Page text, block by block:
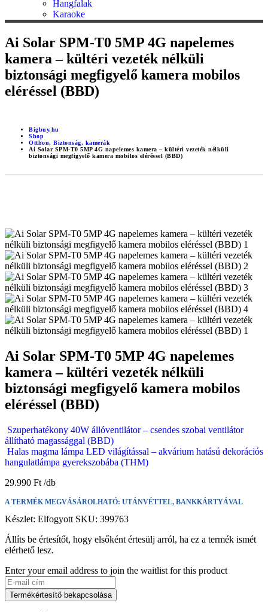
Hangfalak
Karaoke
Ai Solar SPM-T0 5MP 4G napelemes
kamera – kültéri vezeték nélküli
biztonsági megfigyelő kamera mobilos
eléréssel (BBD)
Bigbuy.hu
Shop
Otthon, Biztonság, kamerák
Ai Solar SPM-T0 5MP 4G napelemes kamera – kültéri vezeték nélküli
biztonsági megfigyelő kamera mobilos eléréssel (BBD)
Ai Solar SPM-T0 5MP 4G napelemes
kamera – kültéri vezeték nélküli
biztonsági megfigyelő kamera mobilos
eléréssel (BBD)
Szuperhatékony 40W állóventilátor – csendes szobai ventilátor
állítható magassággal (BBD)
Halas magma lámpa LED világítással – akvárium hatású dekorációs
hangulatlámpa gyerekszobába (THM)
29.990 Ft
A TERMÉK MEGVÁSÁROLHATÓ: UTÁNVÉTTEL, BANKKÁRTYÁVAL
Készlet: Elfogyott SKU: 399763
Állíts be értesítőt, hogy elsőként értesülj arról, ha ez a termék ismét
elérhető lesz.
Enter your email address to join the waitlist for this product
Termékértesítő bekapcsolása